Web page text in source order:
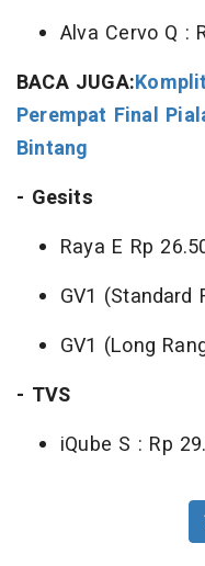
Alva Cervo Q :
BACA JUGA:
Perempat Final
Bintang
- Gesits
Raya E Rp
GV1 (Standard
GV1 (Long
- TVS
iQube S : Rp